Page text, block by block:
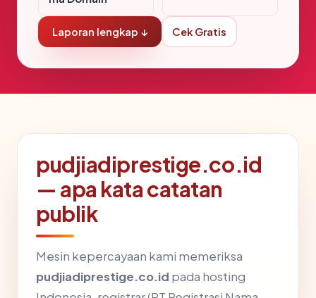
Laporan lengkap ↓ Cek Gratis
pudjiadiprestige.co.id
— apa kata catatan
publik
Mesin kepercayaan kami memeriksa
pudjiadiprestige.co.id pada hosting